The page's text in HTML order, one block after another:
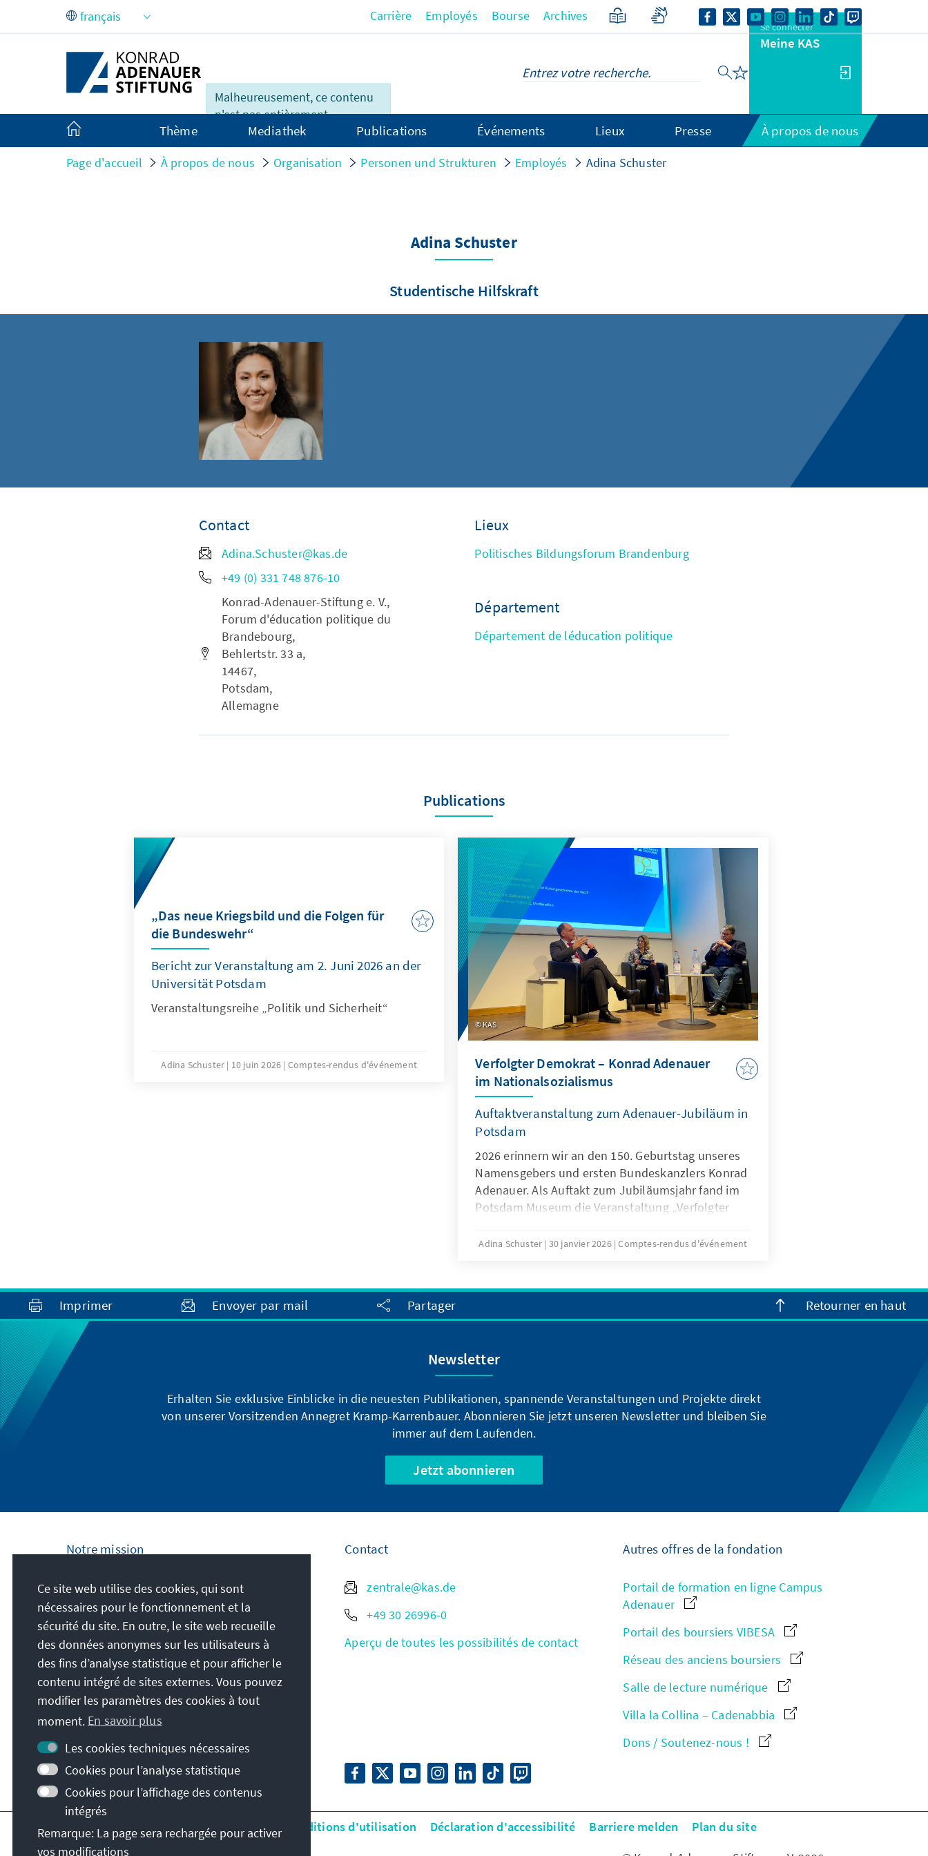
Saut au contenu principal
Malheureusement, ce contenu
n'est pas entièrement
disponible en français.
Carrière Employés Bourse Archives
Se connecter
Meine KAS
Thème Mediathek Publications Événements Lieux Presse À propos de nous
Page d'accueil À propos de nous Organisation Personen und Strukturen Employés Adina Schuster
Adina Schuster
Studentische Hilfskraft
Contact
Adina.Schuster@kas.de
+49 (0) 331 748 876-10
Konrad-Adenauer-Stiftung e. V.,
Forum d'éducation politique du
Brandebourg,
Behlertstr. 33 a,
14467,
Potsdam,
Allemagne
Lieux
Politisches Bildungsforum Brandenburg
Département
Département de léducation politique
Publications
„Das neue Kriegsbild und die Folgen für
die Bundeswehr“
Bericht zur Veranstaltung am 2. Juni 2026 an der
Universität Potsdam
Veranstaltungsreihe „Politik und Sicherheit“
Adina Schuster 10 juin 2026 Comptes-rendus d'événement
KAS
Verfolgter Demokrat – Konrad Adenauer
im Nationalsozialismus
Auftaktveranstaltung zum Adenauer-Jubiläum in
Potsdam
2026 erinnern wir an den 150. Geburtstag unseres
Namensgebers und ersten Bundeskanzlers Konrad
Adenauer. Als Auftakt zum Jubiläumsjahr fand im
Potsdam Museum die Veranstaltung „Verfolgter
Nationalsozialismus“ statt. Der Blick auf die Zeit
1945. Seine Erfahrungen von Ausgrenzung, Willkür
Adina Schuster 30 janvier 2026 Comptes-rendus d'événement
Imprimer Envoyer par mail Partager Retourner en haut
Newsletter
Erhalten Sie exklusive Einblicke in die neuesten Publikationen, spannende Veranstaltungen und Projekte direkt
von unserer Vorsitzenden Annegret Kramp-Karrenbauer. Abonnieren Sie jetzt unseren Newsletter und bleiben Sie
immer auf dem Laufenden.
Jetzt abonnieren
Notre mission
La Fondation Konrad Adenauer s'engage au
plan national et international en proposant
des formations politiques au service de la
paix, de la liberté et de la justice. Nous
défendons activement les libertés
démocratiques, l'économie sociale de
marché, ainsi que l'élaboration et la
consolidation d'un consensus sur ces
valeurs.
Notre mission
Contact
zentrale@kas.de
+49 30 26996-0
Aperçu de toutes les possibilités de contact
Autres offres de la fondation
Portail de formation en ligne Campus
Adenauer
Portail des boursiers VIBESA
Réseau des anciens boursiers
Salle de lecture numérique
Villa la Collina – Cadenabbia
Dons / Soutenez-nous !
Impressum Protection des données Conditions d'utilisation Déclaration d'accessibilité Barriere melden
Plan du site
Ce site web utilise des cookies, qui sont
nécessaires pour le fonctionnement et la
sécurité du site. En outre, le site web recueille
des données anonymes sur les utilisateurs à
des fins d’analyse statistique et pour afficher le
contenu intégré de sites externes. Vous pouvez
modifier les paramètres des cookies à tout
moment. En savoir plus
Les cookies techniques nécessaires
Cookies pour l’analyse statistique
Cookies pour l’affichage des contenus
intégrés
Remarque: La page sera rechargée pour activer
vos modifications